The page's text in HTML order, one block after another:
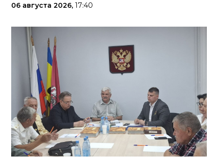
06 августа 2026, 17:40